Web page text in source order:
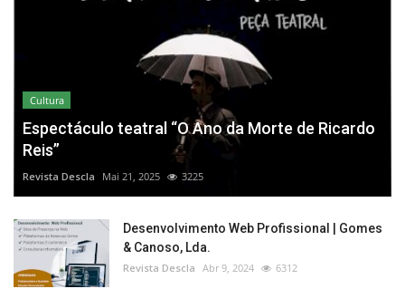
Cultura
Espectáculo teatral “O Ano da Morte de Ricardo
Reis”
Revista Descla Mai 21, 2025 3225
Desenvolvimento Web Profissional | Gomes
& Canoso, Lda.
Revista Descla Abr 9, 2024 6312